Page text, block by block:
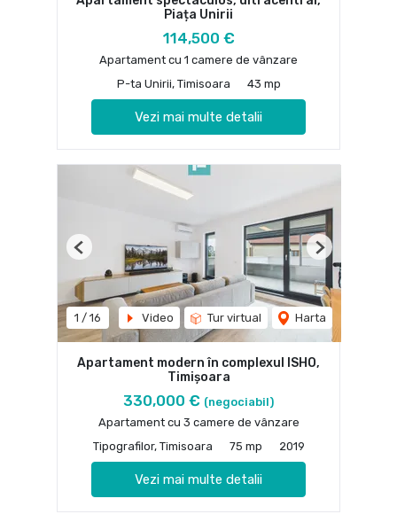
Piața Unirii
114,500 €
Apartament cu 1 camere de vânzare
P-ta Unirii, Timisoara
43 mp
Vezi mai multe detalii
1 / 16 Video Tur virtual Harta
Previous Next
Apartament modern în complexul ISHO,
Timișoara
330,000 € (negociabil)
Apartament cu 3 camere de vânzare
Tipografilor, Timisoara
75 mp 2019
Vezi mai multe detalii